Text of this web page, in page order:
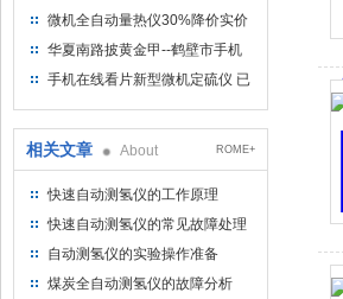
仪制造企业
微机全自动量热仪30%降价实价
出售
华夏南路披黄金甲--鹤壁市手机
在线看片仪器仪表有限公司
手机在线看片新型微机定硫仪 已
相关文章 About ROME+
快速自动测氢仪的工作原理
快速自动测氢仪的常见故障处理
自动测氢仪的实验操作准备
煤炭全自动测氢仪的故障分析